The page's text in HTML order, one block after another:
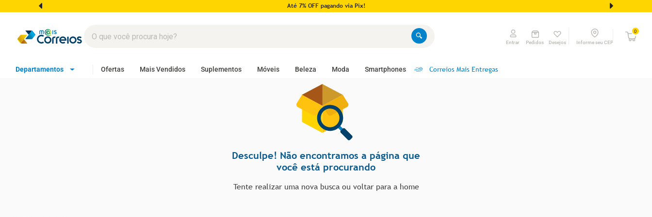
Até 7% OFF pagando via Pix!
Entrar Pedidos Desejos Informe seu CEP
0
Departamentos Ofertas Mais Vendidos Suplementos Móveis Beleza Moda Smartphones Correios Mais Entregas
Desculpe! Não encontramos a página que
você está procurando
Tente realizar uma nova busca ou voltar para a home